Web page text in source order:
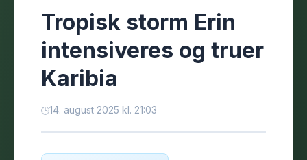
Tropisk storm Erin
intensiveres og truer
Karibia
14. august 2025 kl. 21:03